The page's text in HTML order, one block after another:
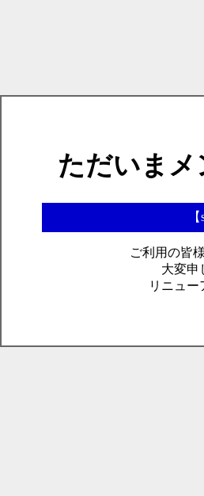
ただいま
ご利用の皆
大変申
リニュ